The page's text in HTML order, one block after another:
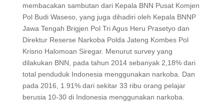
membacakan sambutan dari Kepala BNN Pusat Komjen
Pol Budi Waseso, yang juga dihadiri oleh Kepala BNNP
Jawa Tengah Brigjen Pol Tri Agus Heru Prasetyo dan
Direktur Reserse Narkoba Polda Jateng Kombes Pol
Krisno Halomoan Siregar. Menurut survey yang
dilakukan BNN, pada tahun 2014 sebanyak 2,18% dari
total penduduk Indonesia menggunakan narkoba. Dan
pada 2016, 1.91% dari sekitar 33 ribu orang pelajar
berusia 10-30 di Indonesia menggunakan narkoba.